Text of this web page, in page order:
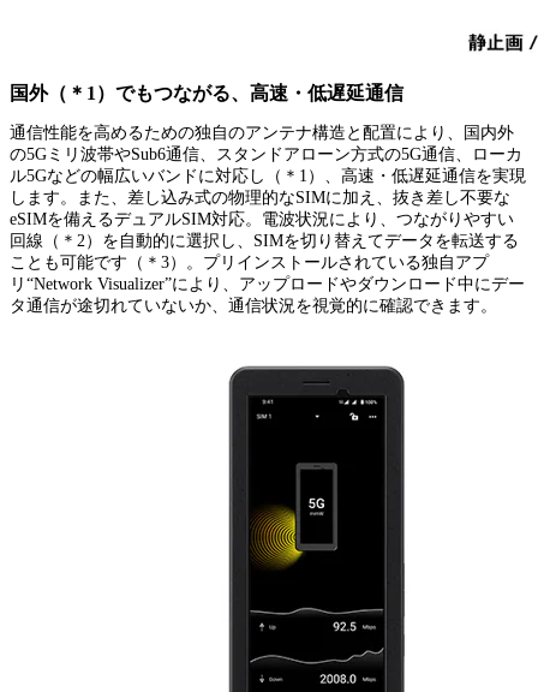
国外（＊1）でもつながる、高速・低遅延通信
通信性能を高めるための独自のアンテナ構造と配置により、国内外
の5Gミリ波帯やSub6通信、スタンドアローン方式の5G通信、ローカ
ル5Gなどの幅広いバンドに対応し（＊1）、高速・低遅延通信を実現
します。また、差し込み式の物理的なSIMに加え、抜き差し不要な
eSIMを備えるデュアルSIM対応。電波状況により、つながりやすい
回線（＊2）を自動的に選択し、SIMを切り替えてデータを転送する
ことも可能です（＊3）。プリインストールされている独自アプ
リ“Network Visualizer”により、アップロードやダウンロード中にデー
タ通信が途切れていないか、通信状況を視覚的に確認できます。